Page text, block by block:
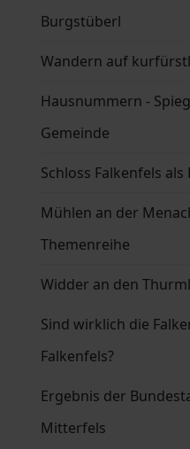
Burgstüberl
Wandern auf
Hausnummern -
Gemeinde
Schloss Falkenfels
Mühlen an der
Themenreihe
Widder an den
Sind wirklich die
Falkenfels?
Ergebnis der
Mitterfels